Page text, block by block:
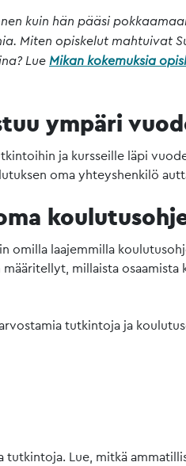
kuin hän pääsi
Miten opiskelut mahtuivat
Lue Mikan kokemuksia
ympäri
ja kursseille läpi
oma yhteyshenkilö
omilla laajemmilla
millaista osaamista
tutkintoja ja
Lue, mitkä